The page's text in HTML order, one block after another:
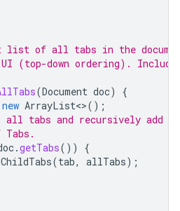
list of all tabs in the
(top-down ordering).
(Document doc)
{
new ArrayList<>();
tabs and recursively add
.getTabs())
{
(tab, allTabs);